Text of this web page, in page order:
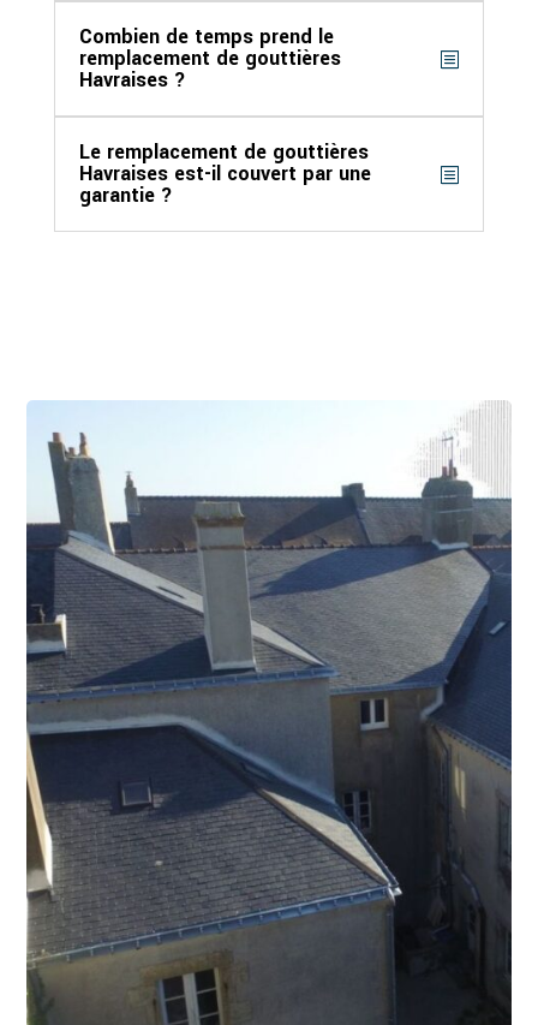
Combien de temps prend le
remplacement de gouttières
Havraises ?
Le remplacement de gouttières
Havraises est-il couvert par une
garantie ?